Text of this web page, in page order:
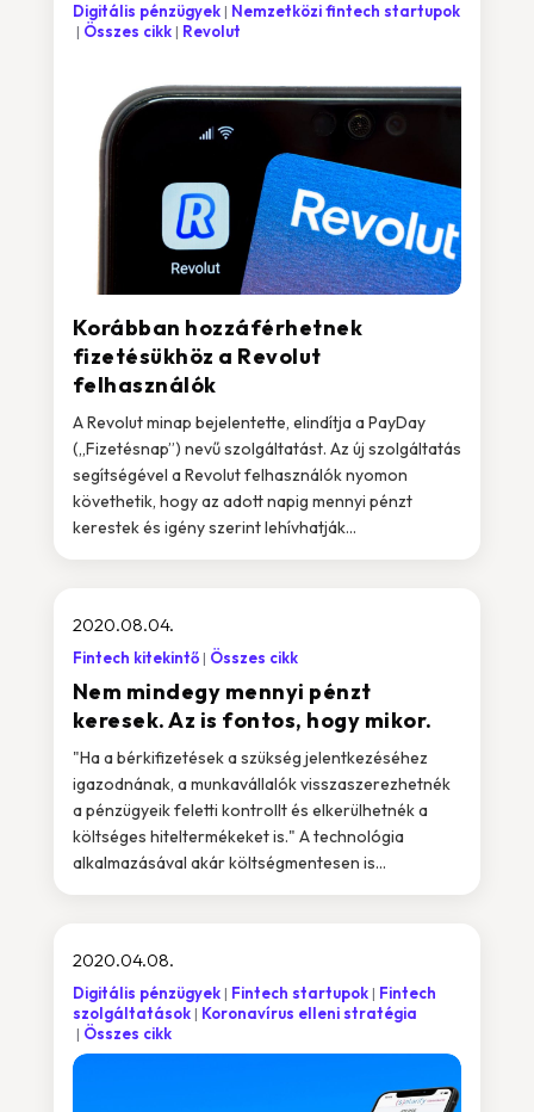
Korábban hozzáférhetnek
fizetésükhöz a Revolut
felhasználók
Digitális pénzügyek
Nemzetközi fintech startupok
Összes cikk
Revolut
A Revolut minap bejelentette, elindítja a PayDay
(„Fizetésnap”) nevű szolgáltatást. Az új szolgáltatás
segítségével a Revolut felhasználók nyomon
követhetik, hogy az adott napig mennyi pénzt
kerestek és igény szerint lehívhatják...
Nem mindegy mennyi pénzt
keresek. Az is fontos, hogy mikor.
2020.08.04.
Fintech kitekintő Összes cikk
"Ha a bérkifizetések a szükség jelentkezéséhez
igazodnának, a munkavállalók visszaszerezhetnék
a pénzügyeik feletti kontrollt és elkerülhetnék a
költséges hiteltermékeket is." A technológia
alkalmazásával akár költségmentesen is...
2020.04.08.
Digitális pénzügyek Fintech startupok
Fintech
szolgáltatások
Koronavírus elleni stratégia
Összes cikk